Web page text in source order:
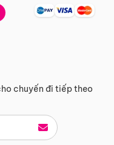
chuyến đi tiếp theo